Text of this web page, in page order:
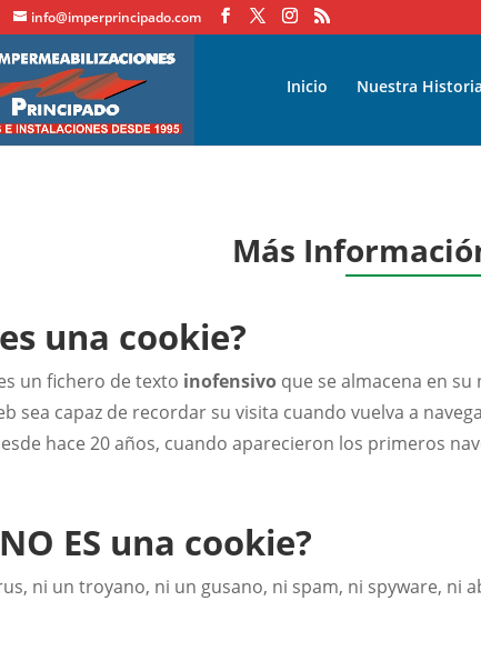
info@imperprincipado.com
Inicio Nuestra Historia
Más
una cookie?
un fichero de texto inofensivo que se almacena en
sea capaz de recordar su visita cuando vuelva a
hace 20 años, cuando aparecieron los primeros
ES una cookie?
ni un troyano, ni un gusano, ni spam, ni spyware, ni